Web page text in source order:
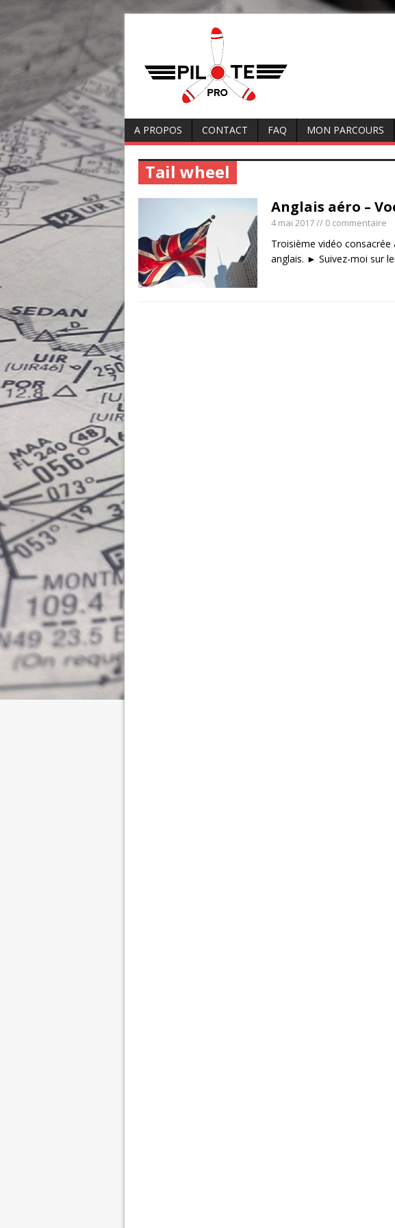
A PROPOS CONTACT FAQ MON PARCOURS
Tail wheel
Anglais aéro –
4 mai 2017// 0 commentaire
Troisième vidéo
anglais. ► Suivez-moi sur